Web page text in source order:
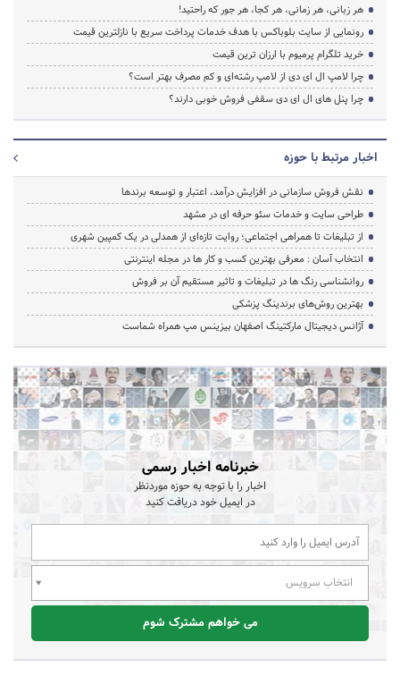
هر زبانی، هر زمانی، هر کجا، هر جور که راحتید!
رونمایی از سایت بلوباکس با هدف خدمات پرداخت سریع با نازلترین قیمت
خرید تلگرام پرمیوم با ارزان ترین قیمت
چرا لامپ ال ای دی از لامپ رشته‌ای و کم مصرف بهتر است؟
چرا پنل های ال ای دی سقفی فروش خوبی دارند؟
اخبار مرتبط با حوزه
نقش فروش سازمانی در افزایش درآمد، اعتبار و توسعه برندها
طراحی سایت و خدمات سئو حرفه ای در مشهد
از تبلیغات تا همراهی اجتماعی؛ روایت تازه‌ای از همدلی در یک کمپین شهری
انتخاب آسان : معرفی بهترین کسب و کار ها در مجله اینترنتی
روانشناسی رنگ ها در تبلیغات و تاثیر مستقیم آن بر فروش
بهترین روش‌های برندینگ پزشکی
آژانس دیجیتال مارکتینگ اصفهان بیزینس مپ همراه شماست
خبرنامه اخبار رسمی
اخبار را با توجه به حوزه موردنظر
در ایمیل خود دریافت کنید
انتخاب سرویس
می خواهم مشترک شوم